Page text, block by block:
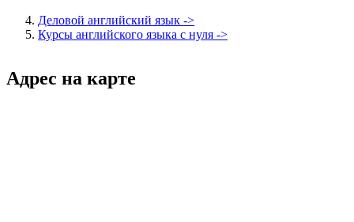
Деловой английский язык ->
Курсы английского языка с нуля ->
Адрес на карте